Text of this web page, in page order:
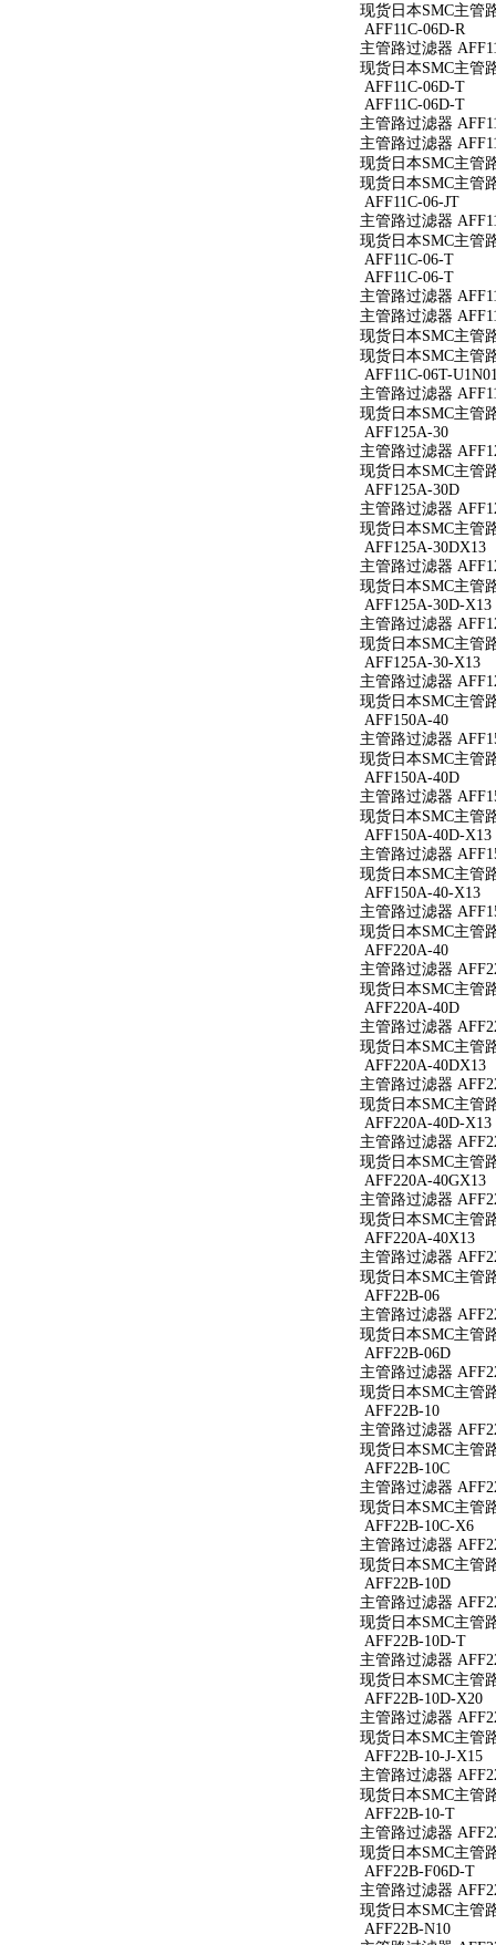
现货日本SMC主管
AFF11C-06D-R
主管路过滤器
现货日本SMC主管
AFF11C-06D-T
AFF11C-06D-T
主管路过滤器
主管路过滤器
现货日本SMC主管
现货日本SMC主管
AFF11C-06-JT
主管路过滤器
现货日本SMC主管
AFF11C-06-T
AFF11C-06-T
主管路过滤器
主管路过滤器
现货日本SMC主管
现货日本SMC主管
AFF11C-06T-
主管路过滤器
现货日本SMC主管
AFF125A-30
主管路过滤器
现货日本SMC主管
AFF125A-30D
主管路过滤器
现货日本SMC主管
AFF125A-30DX13
主管路过滤器
现货日本SMC主管
AFF125A-30D-X13
主管路过滤器
现货日本SMC主管
AFF125A-30-X13
主管路过滤器
现货日本SMC主管
AFF150A-40
主管路过滤器
现货日本SMC主管
AFF150A-40D
主管路过滤器
现货日本SMC主管
AFF150A-40D-X13
主管路过滤器
现货日本SMC主管
AFF150A-40-X13
主管路过滤器
现货日本SMC主管
AFF220A-40
主管路过滤器
现货日本SMC主管
AFF220A-40D
主管路过滤器
现货日本SMC主管
AFF220A-40DX13
主管路过滤器
现货日本SMC主管
AFF220A-40D-X13
主管路过滤器
现货日本SMC主管
AFF220A-40GX13
主管路过滤器
现货日本SMC主管
AFF220A-40X13
主管路过滤器
现货日本SMC主管
AFF22B-06
主管路过滤器
现货日本SMC主管
AFF22B-06D
主管路过滤器
现货日本SMC主管
AFF22B-10
主管路过滤器
现货日本SMC主管
AFF22B-10C
主管路过滤器
现货日本SMC主管
AFF22B-10C-X6
主管路过滤器
现货日本SMC主管
AFF22B-10D
主管路过滤器
现货日本SMC主管
AFF22B-10D-T
主管路过滤器
现货日本SMC主管
AFF22B-10D-X20
主管路过滤器
现货日本SMC主管
AFF22B-10-J-X15
主管路过滤器
现货日本SMC主管
AFF22B-10-T
主管路过滤器
现货日本SMC主管
AFF22B-F06D-T
主管路过滤器
现货日本SMC主管
AFF22B-N10